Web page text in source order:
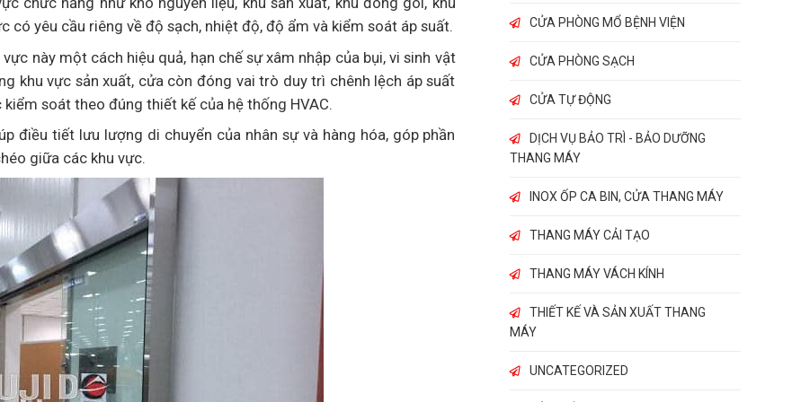
có yêu cầu riêng về độ sạch, nhiệt độ, độ ẩm và kiểm soát áp suất.
này một cách hiệu quả, hạn chế sự xâm nhập của bụi, vi sinh vật
khu vực sản xuất, cửa còn đóng vai trò duy trì chênh lệch áp suất
soát theo đúng thiết kế của hệ thống HVAC.
điều tiết lưu lượng di chuyển của nhân sự và hàng hóa, góp phần
giữa các khu vực.
CỬA PHÒNG MỔ BỆNH VIỆN
CỬA PHÒNG SẠCH
CỬA TỰ ĐỘNG
DỊCH VỤ BẢO TRÌ - BẢO DƯỠNG
THANG MÁY
INOX ỐP CA BIN, CỬA THANG MÁY
THANG MÁY CẢI TẠO
THANG MÁY VÁCH KÍNH
THIẾT KẾ VÀ SẢN XUẤT THANG
MÁY
UNCATEGORIZED